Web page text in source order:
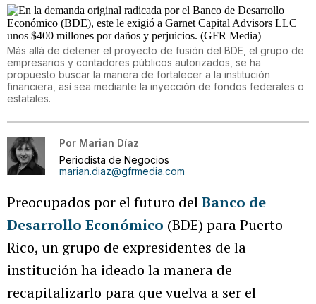
Más allá de detener el proyecto de fusión del BDE, el grupo de
empresarios y contadores públicos autorizados, se ha
propuesto buscar la manera de fortalecer a la institución
financiera, así sea mediante la inyección de fondos federales o
estatales.
Por Marian Díaz
Periodista de Negocios
marian.diaz@gfrmedia.com
Preocupados por el futuro delBanco de
Desarrollo Económico (BDE) para Puerto
Rico, un grupo de expresidentes de la
institución ha ideado la manera de
recapitalizarlo para que vuelva a ser el